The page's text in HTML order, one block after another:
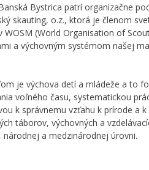
Bystrica patrí organizačne
skauting, o.z., ktorá je členom
WOSM (World Organisation of
a výchovným systémom našej
je výchova detí a mládeže a to
voľného času, systematickou
k správnemu vzťahu k prírode a
táborov, výchovných a
a medzinárodnej úrovni.